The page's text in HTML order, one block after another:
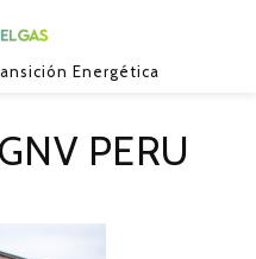
Energética
PERU